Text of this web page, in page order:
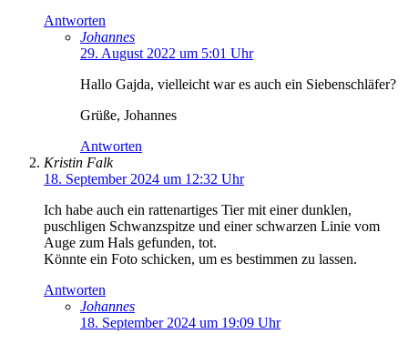
Antworten
Johannes
29. August 2022 um 5:01 Uhr
Hallo Gajda, vielleicht war es auch ein Siebenschläfer?
Grüße, Johannes
Antworten
Kristin Falk
18. September 2024 um 12:32 Uhr
Ich habe auch ein rattenartiges Tier mit einer dunklen,
puschligen Schwanzspitze und einer schwarzen Linie vom
Auge zum Hals gefunden, tot.
Könnte ein Foto schicken, um es bestimmen zu lassen.
Antworten
Johannes
18. September 2024 um 19:09 Uhr